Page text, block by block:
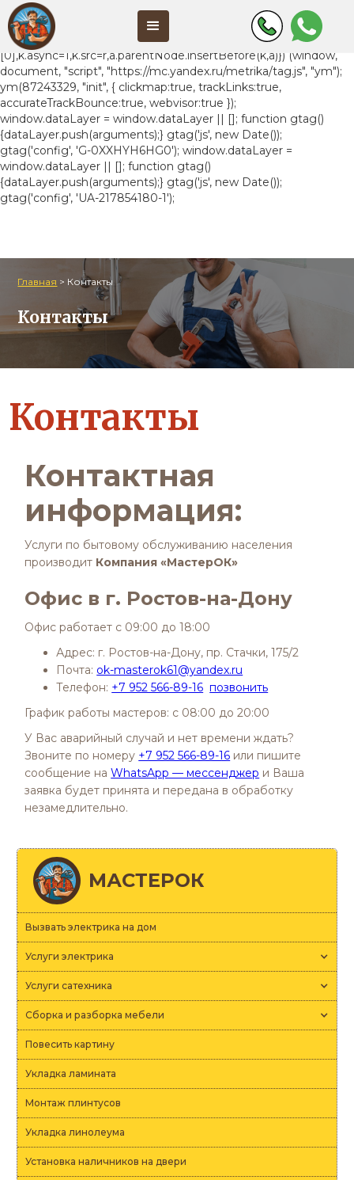
(function(m,e,t,r,i,k,a){m[i]=m[i]||function(){(m[i].a=m[i].a||
[]).push(arguments)}; m[i].l=1*new
Date();k=e.createElement(t),a=e.getElementsByTagName(t)
[0],k.async=1,k.src=r,a.parentNode.insertBefore(k,a)}) (window,
document, "script", "https://mc.yandex.ru/metrika/tag.js", "ym");
ym(87243329, "init", { clickmap:true, trackLinks:true,
accurateTrackBounce:true, webvisor:true });
window.dataLayer = window.dataLayer || []; function gtag()
{dataLayer.push(arguments);} gtag('js', new Date());
gtag('config', 'G-0XXHYH6HG0'); window.dataLayer =
window.dataLayer || []; function gtag()
{dataLayer.push(arguments);} gtag('js', new Date());
gtag('config', 'UA-217854180-1');
Главная > Контакты
Контакты
Контакты
Контактная
информация:
Услуги по бытовому обслуживанию населения
производит Компания «МастерОК»
Офис в г. Ростов-на-Дону
Офис работает с 09:00 до 18:00
Адрес: г. Ростов-на-Дону, пр. Стачки, 175/2
Почта: ok-masterok61@yandex.ru
Телефон: +7 952 566-89-16 позвонить
График работы мастеров: с 08:00 до 20:00
У Вас аварийный случай и нет времени ждать?
Звоните по номеру +7 952 566-89-16 или пишите
сообщение наWhatsApp — мессенджер и Ваша
заявка будет принята и передана в обработку
незамедлительно.
МАСТЕРОК
Вызвать электрика на дом
Услуги электрика
Услуги сатехника
Сборка и разборка мебели
Повесить картину
Укладка ламината
Монтаж плинтусов
Укладка линолеума
Установка наличников на двери